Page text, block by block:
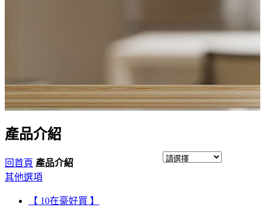
產品介紹
回首頁 產品介紹
其他選項
【 10在豪好買 】